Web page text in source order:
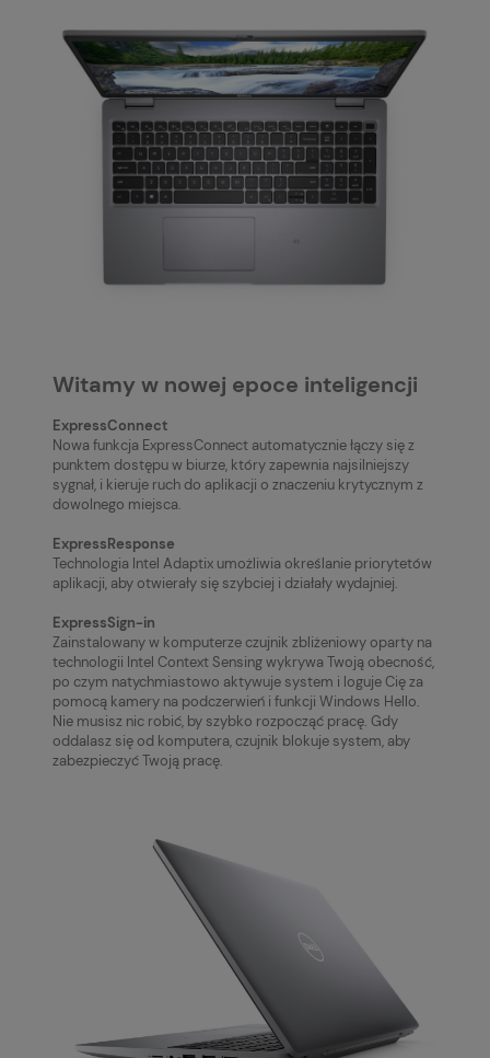
Witamy w nowej epoce inteligencji
ExpressConnect
Nowa funkcja ExpressConnect automatycznie łączy się z
punktem dostępu w biurze, który zapewnia najsilniejszy
sygnał, i kieruje ruch do aplikacji o znaczeniu krytycznym z
dowolnego miejsca.
ExpressResponse
Technologia Intel Adaptix umożliwia określanie priorytetów
aplikacji, aby otwierały się szybciej i działały wydajniej.
ExpressSign-in
Zainstalowany w komputerze czujnik zbliżeniowy oparty na
technologii Intel Context Sensing wykrywa Twoją obecność,
po czym natychmiastowo aktywuje system i loguje Cię za
pomocą kamery na podczerwień i funkcji Windows Hello.
Nie musisz nic robić, by szybko rozpocząć pracę. Gdy
oddalasz się od komputera, czujnik blokuje system, aby
zabezpieczyć Twoją pracę.